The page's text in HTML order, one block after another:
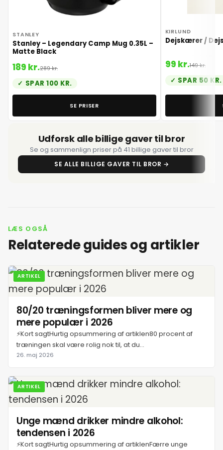
7. juli 2026
8. juli 2026
10. juli 2026
11. juli 2026
13. juli 2026
15. juli 2026
16. juli 2026
17. juli 2026
19. juli 2026
20. juli 2026
STANLEY
Stanley – Legendary Camp Mug 0.35L –
Matte Black
189 kr.289 kr.
SPAR 100 KR.
SE PRISER
KIRLUND
Dejskærer /
99 kr.149 kr.
SPAR 50 KR.
Udforsk alle billige gaver til bror
Se og sammenlign priser på 41 billige gaver til bror
SE ALLE BILLIGE GAVER TIL BROR →
LÆS OGSÅ
Relaterede guides og artikler
ARTIKEL
80/20 træningsformen bliver mere og
mere populær i 2026
⚡Kort sagtHurtig opsummering af artiklen80 procent af
træningen skal være rolig nok til, at du...
26. maj 2026
ARTIKEL
Unge mænd drikker mindre alkohol:
tendensen i 2026
⚡Kort sagtHurtig opsummering af artiklenFærre unge